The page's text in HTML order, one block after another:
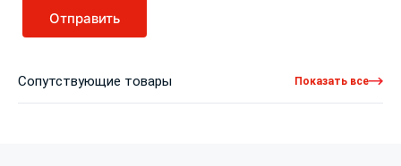
Сопутствующие товары Показать все